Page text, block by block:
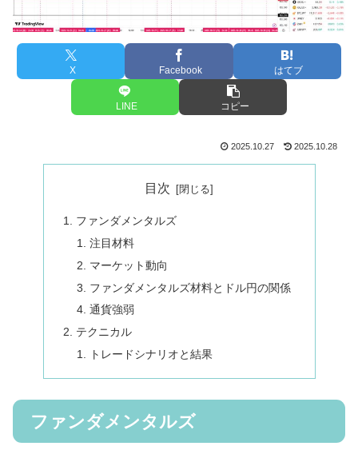
X Facebook はてブ
LINE コピー
2025.10.27 2025.10.28
目次
ファンダメンタルズ
注目材料
マーケット動向
ファンダメンタルズ材料とドル円の関係
通貨強弱
テクニカル
トレードシナリオと結果
ファンダメンタルズ